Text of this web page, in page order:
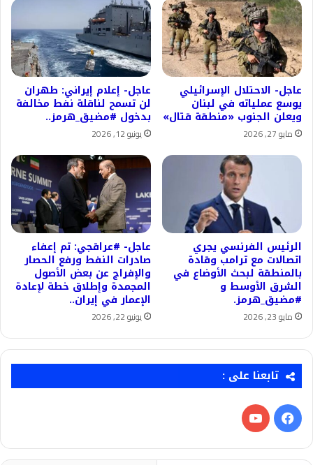
عاجل- الاحتلال الإسرائيلي
يوسع عملياته في لبنان
ويعلن الجنوب «منطقة قتال»
مايو 27, 2026
عاجل- إعلام إيراني: طهران
لن تسمح لناقلة نفط مخالفة
بدخول #مضيق_هرمز..
يونيو 12, 2026
الرئيس الفرنسي يجري
اتصالات مع ترامب وقادة
بالمنطقة لبحث الأوضاع في
الشرق الأوسط و
#مضيق_هرمز.
مايو 23, 2026
عاجل- #عراقجي: تم إعفاء
صادرات النفط ورفع الحصار
والإفراج عن بعض الأصول
المجمدة وإطلاق خطة لإعادة
الإعمار في إيران..
يونيو 22, 2026
تابعنا على :
فيسبوك‫YouTube